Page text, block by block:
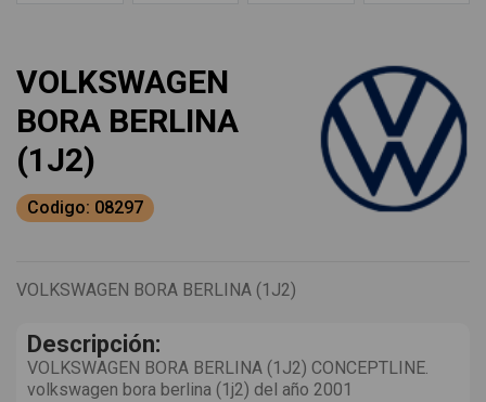
VOLKSWAGEN
BORA BERLINA
(1J2)
Codigo: 08297
VOLKSWAGEN BORA BERLINA (1J2)
Descripción:
VOLKSWAGEN BORA BERLINA (1J2) CONCEPTLINE.
volkswagen bora berlina (1j2) del año 2001